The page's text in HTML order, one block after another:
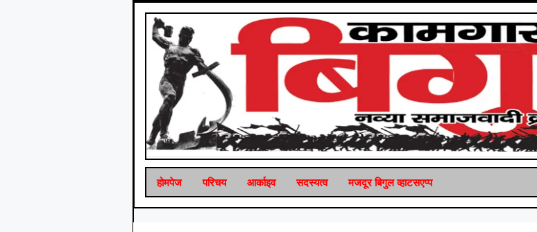
होमपेज परिचय आर्काइव सदस्यत्व मजदूर बिगुल व्‍हाटसएप्‍प